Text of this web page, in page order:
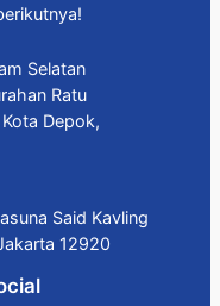
Selatan
Ratu
Depok,
Said Kavling
12920